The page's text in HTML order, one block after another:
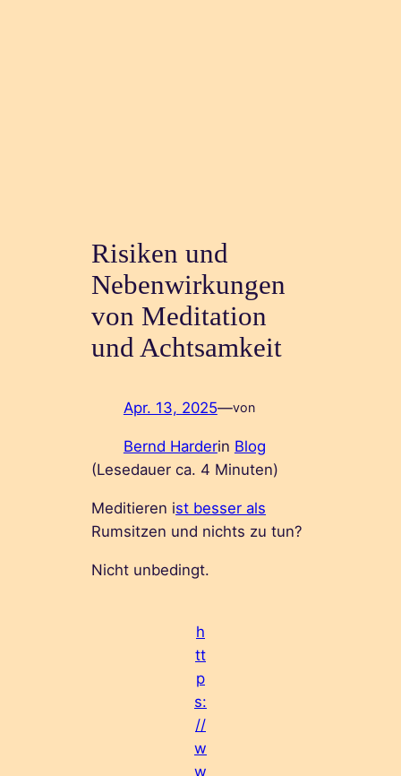
Risiken und
Nebenwirkungen
von Meditation
und Achtsamkeit
Apr. 13, 2025—von
Bernd Harderin Blog
(Lesedauer ca. 4 Minuten)
Meditieren ist besser als
Rumsitzen und nichts zu tun?
Nicht unbedingt.
h
tt
p
s:
//
w
w